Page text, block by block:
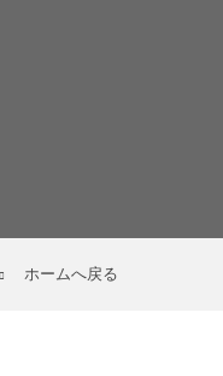
ホームへ戻る